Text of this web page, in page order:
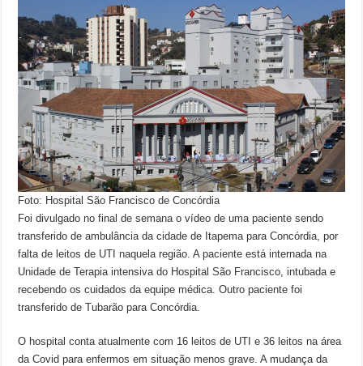
Foto: Hospital São Francisco de Concórdia
Foi divulgado no final de semana o vídeo de uma paciente sendo
transferido de ambulância da cidade de Itapema para Concórdia, por
falta de leitos de UTI naquela região. A paciente está internada na
Unidade de Terapia intensiva do Hospital São Francisco, intubada e
recebendo os cuidados da equipe médica. Outro paciente foi
transferido de Tubarão para Concórdia.
O hospital conta atualmente com 16 leitos de UTI e 36 leitos na área
da Covid para enfermos em situação menos grave. A mudança da